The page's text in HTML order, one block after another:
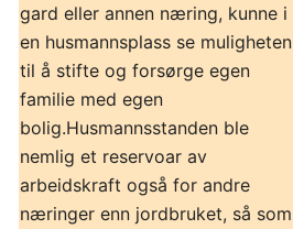
gard eller annen næring, kunne i
en husmannsplass se muligheten
til å stifte og forsørge egen
familie med egen
bolig.Husmannsstanden ble
nemlig et reservoar av
arbeidskraft også for andre
næringer enn jordbruket, så som